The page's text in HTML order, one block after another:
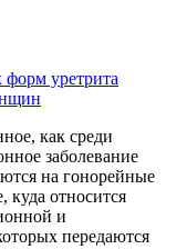
уретрита
как среди
заболевание
на гонорейные
куда относится
и
передаются